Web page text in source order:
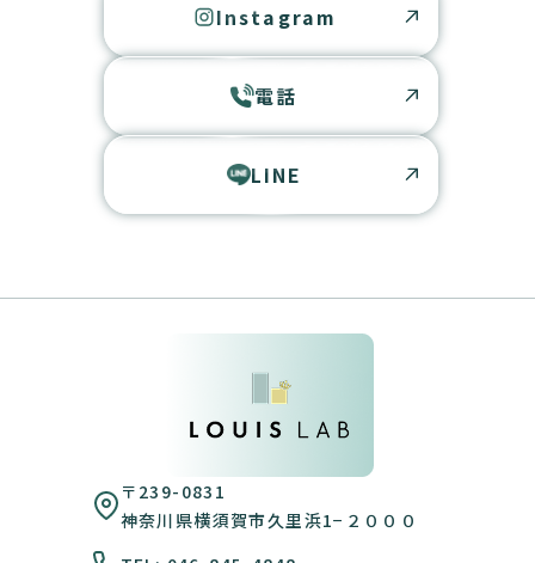
Instagram
電話
LINE
〒239-0831
神奈川県横須賀市久里浜1−２０００